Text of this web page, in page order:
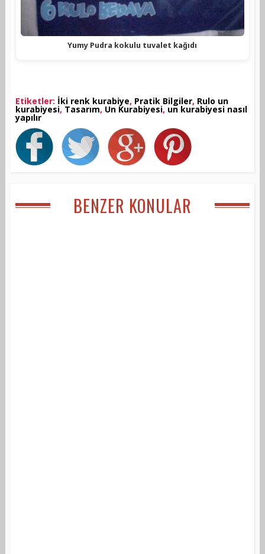
Yumy Pudra kokulu tuvalet kağıdı
Etiketler: İki renk kurabiye, Pratik Bilgiler, Rulo un
kurabiyesi, Tasarım, Un Kurabiyesi, un kurabiyesi nasıl
yapılır
BENZER KONULAR